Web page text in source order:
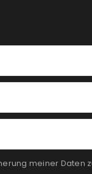
meiner Daten